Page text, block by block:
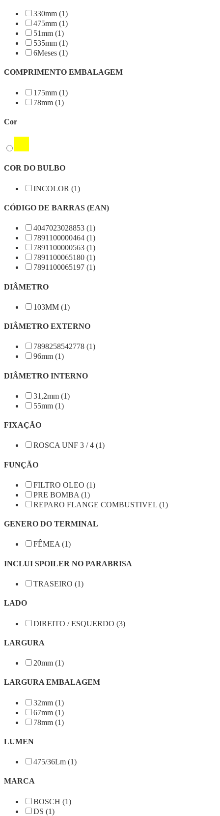
330mm (1)
475mm (1)
51mm (1)
535mm (1)
6Meses (1)
COMPRIMENTO EMBALAGEM
175mm (1)
78mm (1)
Cor
COR DO BULBO
INCOLOR (1)
CÓDIGO DE BARRAS (EAN)
4047023028853 (1)
7891100000464 (1)
7891100000563 (1)
7891100065180 (1)
7891100065197 (1)
DIÂMETRO
103MM (1)
DIÂMETRO EXTERNO
7898258542778 (1)
96mm (1)
DIÂMETRO INTERNO
31,2mm (1)
55mm (1)
FIXAÇÃO
ROSCA UNF 3 / 4 (1)
FUNÇÃO
FILTRO OLEO (1)
PRE BOMBA (1)
REPARO FLANGE COMBUSTIVEL (1)
GENERO DO TERMINAL
FÊMEA (1)
INCLUI SPOILER NO PARABRISA
TRASEIRO (1)
LADO
DIREITO / ESQUERDO (3)
LARGURA
20mm (1)
LARGURA EMBALAGEM
32mm (1)
67mm (1)
78mm (1)
LUMEN
475/36Lm (1)
MARCA
BOSCH (1)
DS (1)